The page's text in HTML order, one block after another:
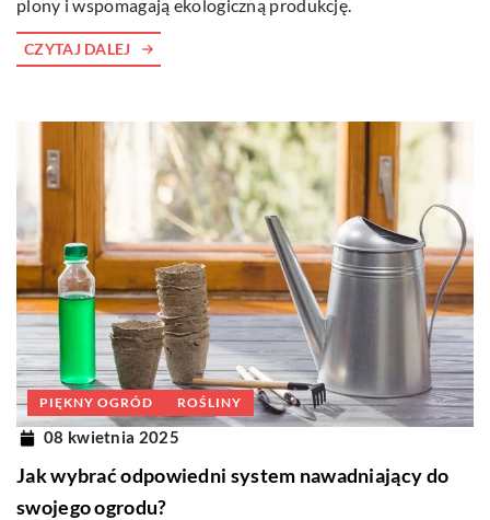
plony i wspomagają ekologiczną produkcję.
CZYTAJ DALEJ
PIĘKNY OGRÓD ROŚLINY
08 kwietnia 2025
Jak wybrać odpowiedni system nawadniający do
swojego ogrodu?